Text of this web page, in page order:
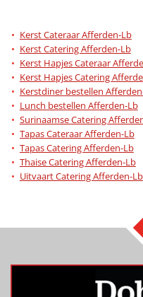
Kerst Cateraar Afferden-Lb
Kerst Catering Afferden-Lb
Kerst Hapjes Cateraar
Kerst Hapjes Catering
Kerstdiner bestellen
Lunch bestellen Afferden-Lb
Surinaamse Catering
Tapas Cateraar Afferden-Lb
Tapas Catering Afferden-Lb
Thaise Catering Afferden-Lb
Uitvaart Catering Afferden-Lb